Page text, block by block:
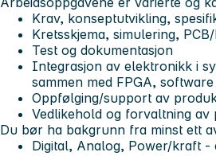
Krav, konseptutvikling,
Kretsskjema, simulering,
Test og dokumentasjon
Integrasjon av elektronikk i
sammen med FPGA,
Oppfølging/support av
Vedlikehold og forvaltning av
Du bør ha bakgrunn fra minst ett
Digital, Analog, Power/kraft -